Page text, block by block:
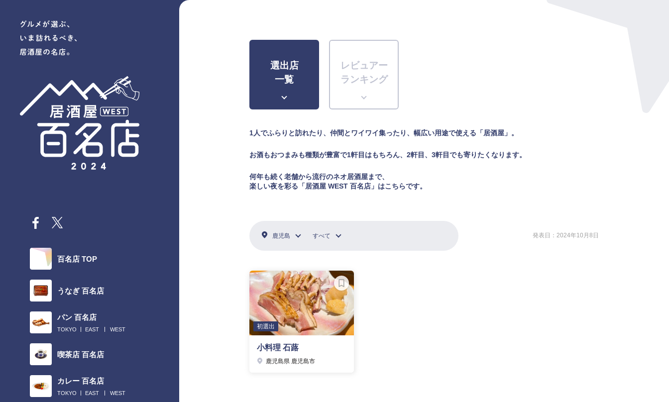
百名店 TOP
うなぎ 百名店
パン 百名店
TOKYO EAST WEST
喫茶店 百名店
カレー 百名店
TOKYO EAST WEST
選出店
一覧
レビュアー
ランキング
1人でふらりと訪れたり、仲間とワイワイ集ったり、幅広い用途で使える「居酒屋」。
お酒もおつまみも種類が豊富で1軒目はもちろん、2軒目、3軒目でも寄りたくなります。
何年も続く老舗から流行のネオ居酒屋まで、
楽しい夜を彩る「居酒屋 WEST 百名店」はこちらです。
鹿児島 すべて 発表日：2024年10月8日
初選出
小料理 石蕗
鹿児島県 鹿児島市